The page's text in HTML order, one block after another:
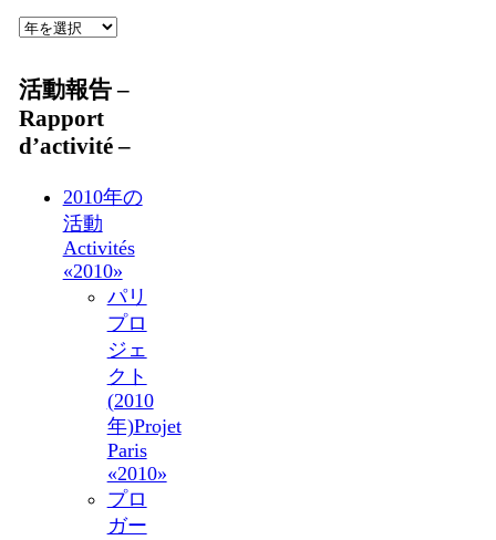
活動報告 –
Rapport
d’activité –
2010年の
活動
Activités
«2010»
パリ
プロ
ジェ
クト
(2010
年)Projet
Paris
«2010»
プロ
ガー